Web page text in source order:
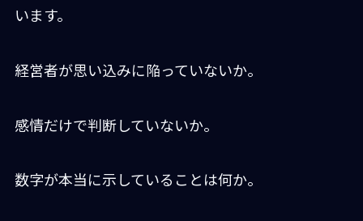
います。
経営者が思い込みに陥っていないか。
感情だけで判断していないか。
数字が本当に示していることは何か。